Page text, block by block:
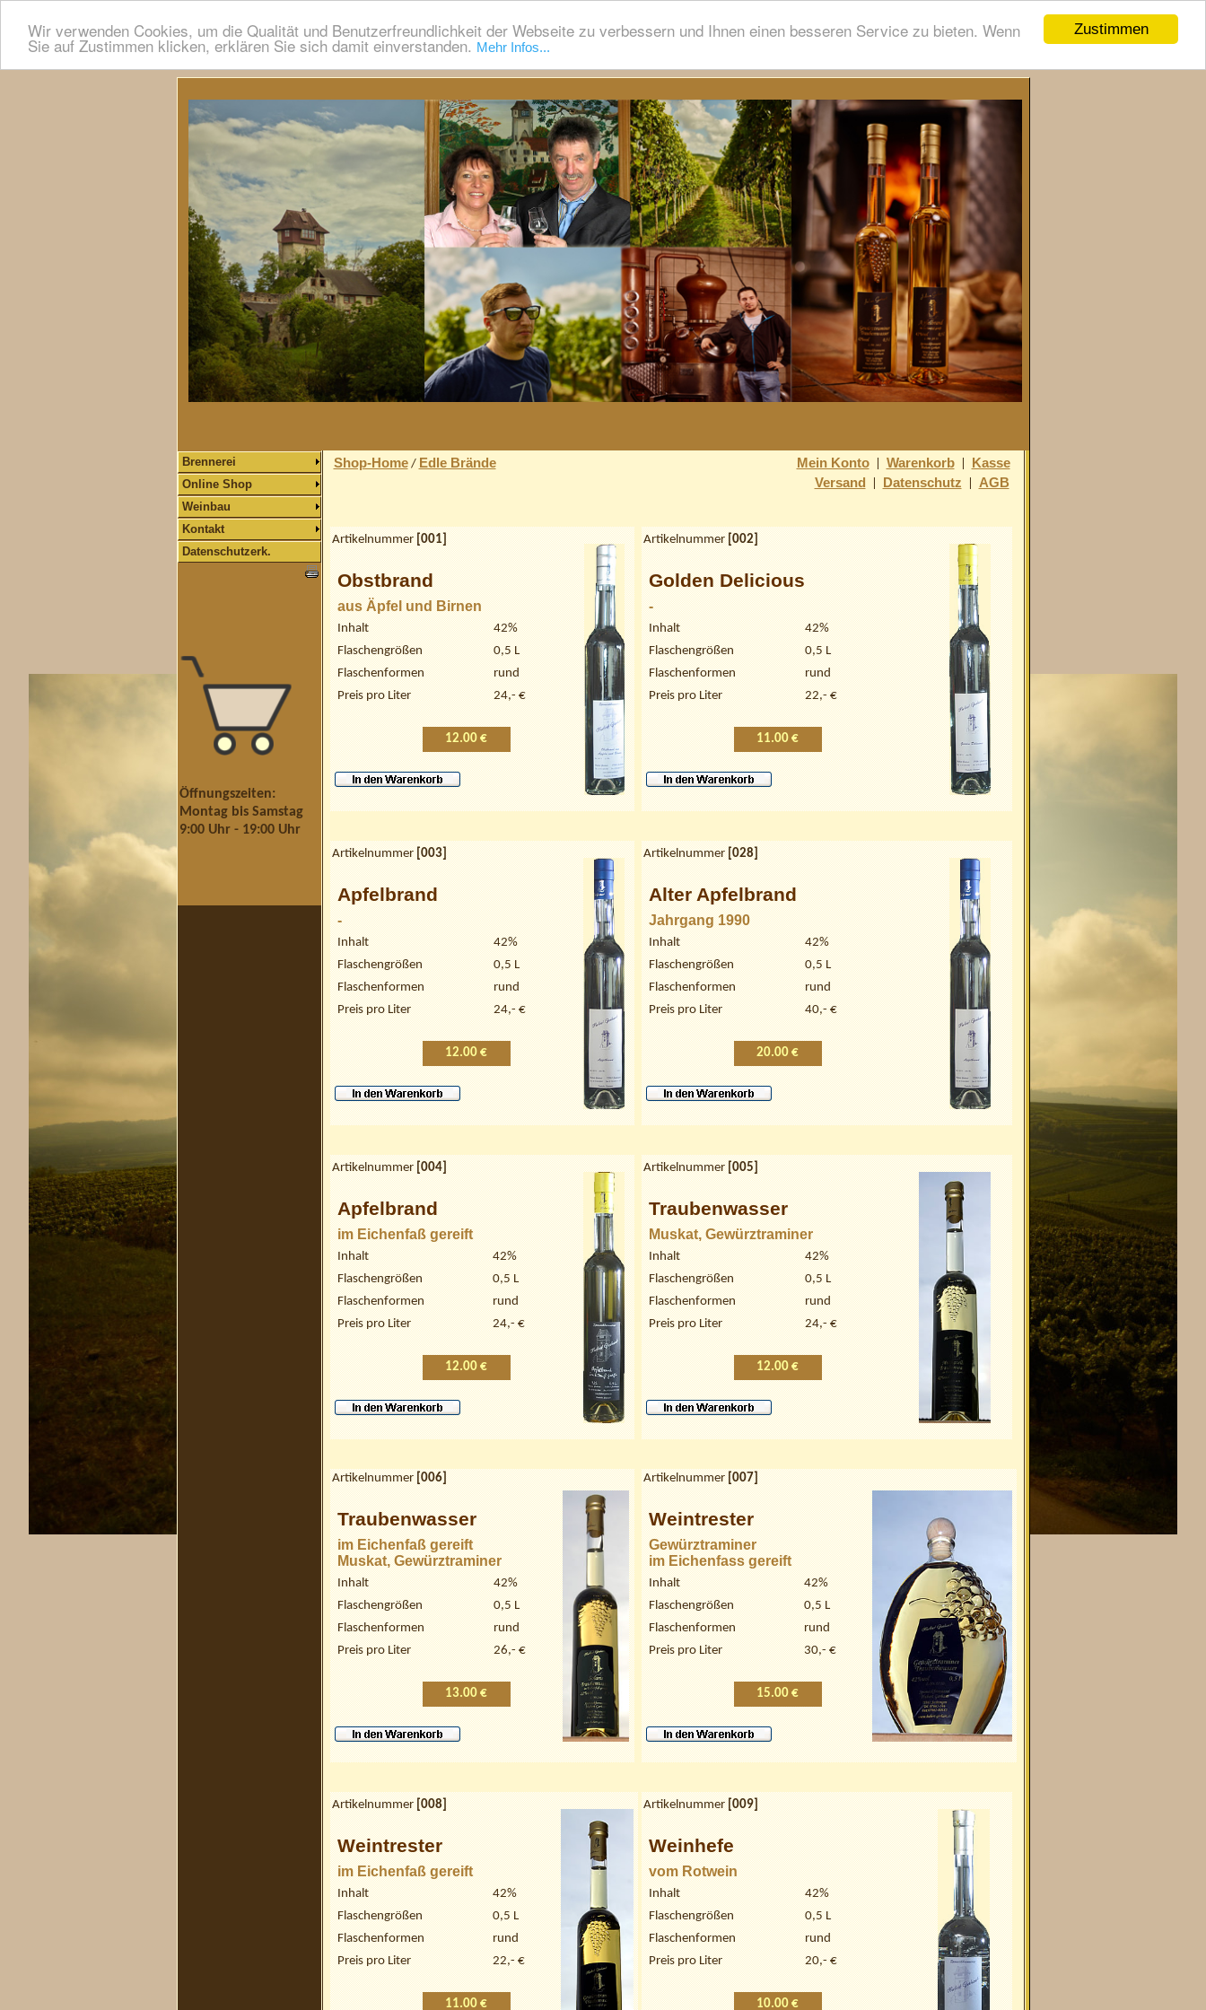
Zustimmen
Wir verwenden Cookies, um die Qualität und Benutzerfreundlichkeit der Webseite zu verbessern und Ihnen einen besseren Service zu bieten. Wenn
Sie auf Zustimmen klicken, erklären Sie sich damit einverstanden. Mehr Infos...
Brennerei
Online Shop
Weinbau
Kontakt
Datenschutzerk.
Öffnungszeiten:
Montag bis Samstag
9:00 Uhr - 19:00 Uhr
Shop-Home/ Edle Brände Mein Konto| Warenkorb|
Kasse
Versand
Datenschutz AGB
Artikelnummer[001]
Obstbrand
aus Äpfel und Birnen
Inhalt
42%
Flaschengrößen
0,5 L
Flaschenformen
rund
Preis pro Liter
24,- €
12.00 €
Artikelnummer[002]
Golden Delicious
-
Inhalt
42%
Flaschengrößen
0,5 L
Flaschenformen
rund
Preis pro Liter
22,- €
11.00 €
Artikelnummer[003]
Apfelbrand
-
Inhalt
42%
Flaschengrößen
0,5 L
Flaschenformen
rund
Preis pro Liter
24,- €
12.00 €
Artikelnummer[028]
Alter Apfelbrand
Jahrgang 1990
Inhalt
42%
Flaschengrößen
0,5 L
Flaschenformen
rund
Preis pro Liter
40,- €
20.00 €
Artikelnummer[004]
Apfelbrand
im Eichenfaß gereift
Inhalt
42%
Flaschengrößen
0,5 L
Flaschenformen
rund
Preis pro Liter
24,- €
12.00 €
Artikelnummer[005]
Traubenwasser
Muskat, Gewürztraminer
Inhalt
42%
Flaschengrößen
0,5 L
Flaschenformen
rund
Preis pro Liter
24,- €
12.00 €
Artikelnummer[006]
Traubenwasser
im Eichenfaß gereift
Muskat, Gewürztraminer
Inhalt
42%
Flaschengrößen
0,5 L
Flaschenformen
rund
Preis pro Liter
26,- €
13.00 €
Artikelnummer[007]
Weintrester
Gewürztraminer
im Eichenfass gereift
Inhalt
42%
Flaschengrößen
0,5 L
Flaschenformen
rund
Preis pro Liter
30,- €
15.00 €
Artikelnummer[008]
Weintrester
im Eichenfaß gereift
Inhalt
42%
Flaschengrößen
0,5 L
Flaschenformen
rund
Preis pro Liter
22,- €
11.00 €
Artikelnummer[009]
Weinhefe
vom Rotwein
Inhalt
42%
Flaschengrößen
0,5 L
Flaschenformen
rund
Preis pro Liter
20,- €
10.00 €